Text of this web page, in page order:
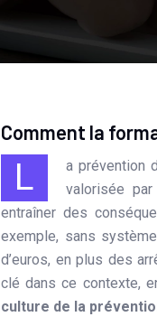
Comment la
La prévention des risques, un élément crucial pour les entreprises et les particuliers, est grandement
valorisée
entraîner des
exemple, sans
d’euros, en plus des
clé dans ce contexte,
culture de la